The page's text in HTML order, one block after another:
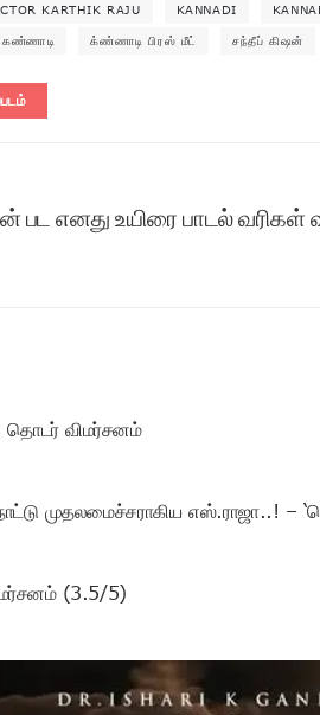
KARTHIK RAJU KANNADI
கண்ணாடி க்ண்ணாடி பிரஸ் மீட் சந்தீப் கிஷன்
எனது உயிரை பாடல் வரிகள்
தொடர் விமர்சனம்
முதலமைச்சராகிய எஸ்.ராஜா..! –
(3.5/5)